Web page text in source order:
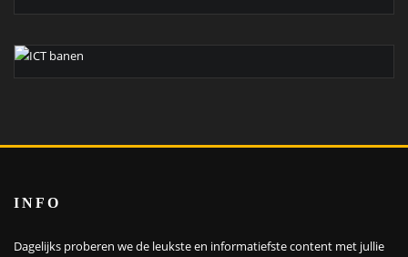
INFO
Dagelijks proberen we de leukste en informatiefste content met jullie